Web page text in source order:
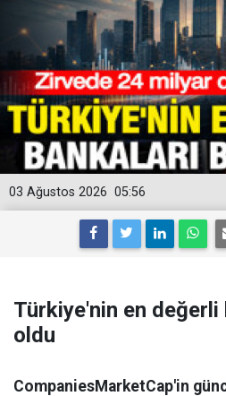
05:56
03 Ağustos 2026
Türkiye'nin en değerli
oldu
CompaniesMarketCap'in